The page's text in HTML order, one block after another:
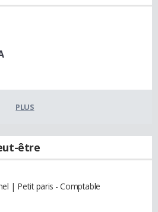
PLUS
être
| Petit paris - Comptable